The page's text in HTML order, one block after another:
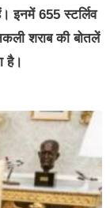
655 स्टर्लिव
शराब की बोतलें
है।